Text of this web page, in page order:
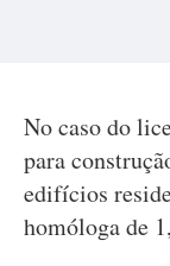
No caso do
para
edifícios
homóloga de